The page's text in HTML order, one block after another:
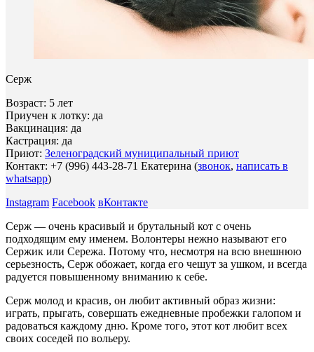
Серж
Возраст: 5 лет
Приучен к лотку: да
Вакцинация: да
Кастрация: да
Приют: Зеленоградский муниципальный приют
Контакт: +7 (996) 443-28-71 Екатерина (звонок, написать в
whatsapp)
Instagram Facebook вКонтакте
Серж — очень красивый и брутальный кот с очень
подходящим ему именем. Волонтеры нежно называют его
Сержик или Сережа. Потому что, несмотря на всю внешнюю
серьезность, Серж обожает, когда его чешут за ушком, и всегда
радуется повышенному вниманию к себе.
Серж молод и красив, он любит активный образ жизни:
играть, прыгать, совершать ежедневные пробежки галопом и
радоваться каждому дню. Кроме того, этот кот любит всех
своих соседей по вольеру.